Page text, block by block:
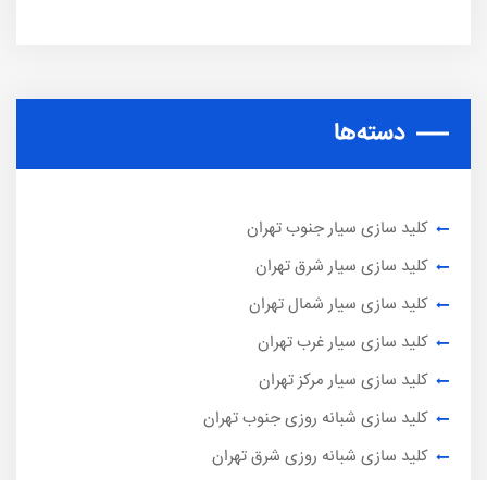
دسته‌ها
کلید سازی سیار جنوب تهران
کلید سازی سیار شرق تهران
کلید سازی سیار شمال تهران
کلید سازی سیار غرب تهران
کلید سازی سیار مرکز تهران
کلید سازی شبانه روزی جنوب تهران
کلید سازی شبانه روزی شرق تهران